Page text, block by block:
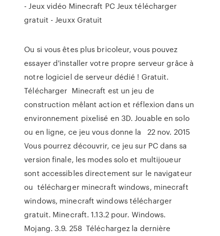
- Jeux vidéo Minecraft PC Jeux télécharger
gratuit - Jeuxx Gratuit
Ou si vous êtes plus bricoleur, vous pouvez
essayer d'installer votre propre serveur grâce à
notre logiciel de serveur dédié ! Gratuit.
Télécharger Minecraft est un jeu de
construction mêlant action et réflexion dans un
environnement pixelisé en 3D. Jouable en solo
ou en ligne, ce jeu vous donne la 22 nov. 2015
Vous pourrez découvrir, ce jeu sur PC dans sa
version finale, les modes solo et multijoueur
sont accessibles directement sur le navigateur
ou télécharger minecraft windows, minecraft
windows, minecraft windows télécharger
gratuit. Minecraft. 1.13.2 pour. Windows.
Mojang. 3.9. 258 Téléchargez la dernière